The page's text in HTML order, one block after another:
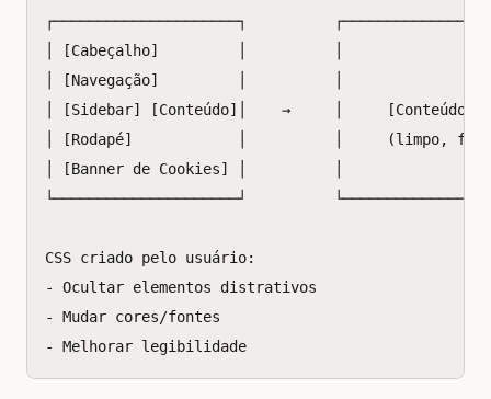
┌─────────────────────┐
│ [Cabeçalho]         │          │
│ [Navegação]         │          │
│ [Sidebar] [Conteúdo]│    →     │
│ [Rodapé]            │          │     (limpo,
│ [Banner de Cookies] │          │
└─────────────────────┘
CSS criado pelo usuário:
- Ocultar elementos distrativos
- Mudar cores/fontes